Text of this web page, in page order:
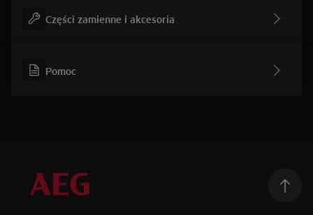
Części zamienne i akcesoria
Pomoc